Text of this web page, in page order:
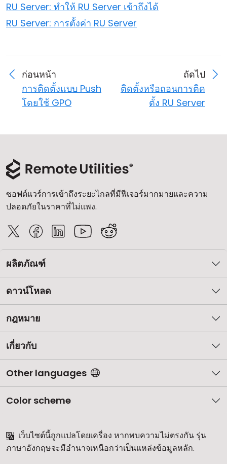
RU Server: ทำให้ RU Server เข้าถึงได้
RU Server: การตั้งค่า RU Server
ก่อนหน้า
การติดตั้งแบบ Push
โดยใช้ GPO
ถัดไป
ติดตั้งหรือถอนการติด
ตั้ง RU Server
ซอฟต์แวร์การเข้าถึงระยะไกลที่มีฟีเจอร์มากมายและความ
ปลอดภัยในราคาที่ไม่แพง.
ผลิตภัณฑ์
ดาวน์โหลด
กฎหมาย
เกี่ยวกับ
Other languages
Color scheme
เว็บไซต์นี้ถูกแปลโดยเครื่อง หากพบความไม่ตรงกัน รุ่น
ภาษาอังกฤษจะมีอำนาจเหนือกว่าเป็นแหล่งข้อมูลหลัก.